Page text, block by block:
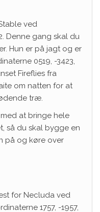
ved
Denne gang skal du
Hun er på jagt og er
0519, -3423,
Fireflies fra
om natten for at
træ.
at bringe hele
så du skal bygge en
på og køre over
for Necluda ved
1757, -1957,